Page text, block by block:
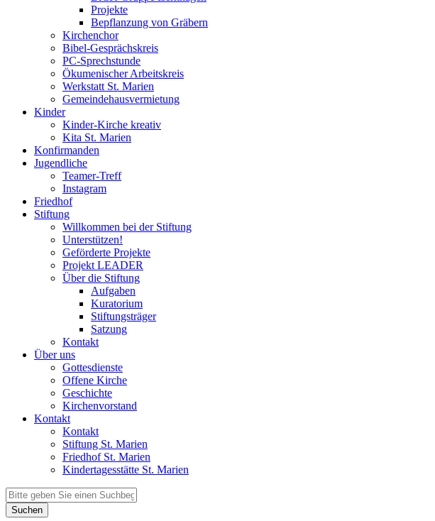
Projekte
Bepflanzung von Gräbern
Kirchenchor
Bibel-Gesprächskreis
PC-Sprechstunde
Ökumenischer Arbeitskreis
Werkstatt St. Marien
Gemeindehausvermietung
Kinder
Kinder-Kirche kreativ
Kita St. Marien
Konfirmanden
Jugendliche
Teamer-Treff
Instagram
Friedhof
Stiftung
Willkommen bei der Stiftung
Unterstützen!
Geförderte Projekte
Projekt LEADER
Über die Stiftung
Aufgaben
Kuratorium
Stiftungsträger
Satzung
Kontakt
Über uns
Gottesdienste
Offene Kirche
Geschichte
Kirchenvorstand
Kontakt
Kontakt
Stiftung St. Marien
Friedhof St. Marien
Kindertagesstätte St. Marien
Suchen